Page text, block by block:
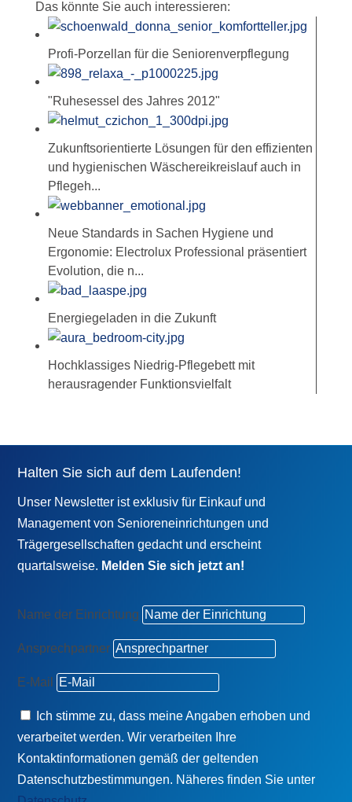
Das könnte Sie auch interessieren:
Profi-Porzellan für die Seniorenverpflegung
"Ruhesessel des Jahres 2012"
Zukunftsorientierte Lösungen für den effizienten
und hygienischen Wäschereikreislauf auch in
Pflegeh...
Neue Standards in Sachen Hygiene und
Ergonomie: Electrolux Professional präsentiert
Evolution, die n...
Energiegeladen in die Zukunft
Hochklassiges Niedrig-Pflegebett mit
herausragender Funktionsvielfalt
Halten Sie sich auf dem Laufenden!
Unser Newsletter ist exklusiv für Einkauf und
Management von Senioreneinrichtungen und
Trägergesellschaften gedacht und erscheint
quartalsweise. Melden Sie sich jetzt an!
Name der Einrichtung
Ansprechpartner
E-Mail
Ich stimme zu, dass meine Angaben erhoben und
verarbeitet werden. Wir verarbeiten Ihre
Kontaktinformationen gemäß der geltenden
Datenschutzbestimmungen. Näheres finden Sie unter